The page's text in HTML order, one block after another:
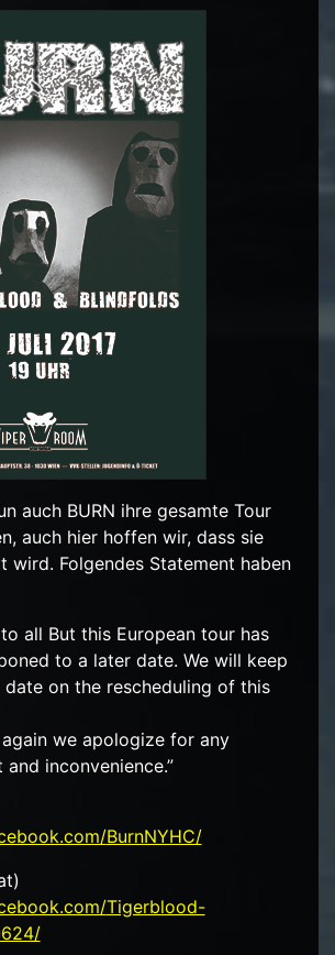
auch BURN ihre gesamte Tour
auch hier hoffen wir, dass sie
wird. Folgendes Statement haben
all But this European tour has
to a later date. We will keep
on the rescheduling of this
we apologize for any
inconvenience.”
BurnNYHC/
Tigerblood-